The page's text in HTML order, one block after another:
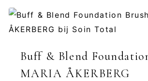
Buff & Blend
MARIA ÅKERBERG